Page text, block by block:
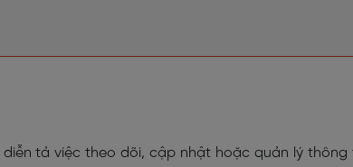
diễn tả việc theo dõi, cập nhật hoặc quản lý thông